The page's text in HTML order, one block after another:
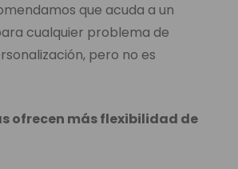
que acuda a un
cualquier problema de
pero no es
ofrecen más flexibilidad de